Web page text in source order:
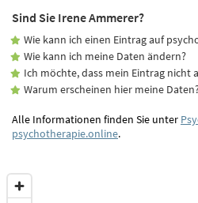
Sind Sie Irene Ammerer?
Wie kann ich einen Eintrag auf
Wie kann ich meine Daten ändern?
Ich möchte, dass mein Eintrag nicht
Warum erscheinen hier meine
Alle Informationen finden Sie unter
psychotherapie.online.